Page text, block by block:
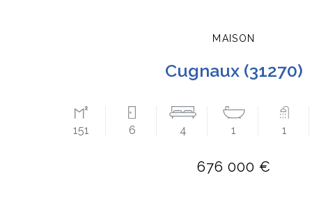
MAISON
cugnaux (31270)
151 6 4 1 1
676 000 €